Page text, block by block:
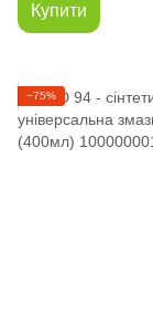
Купити
−75%